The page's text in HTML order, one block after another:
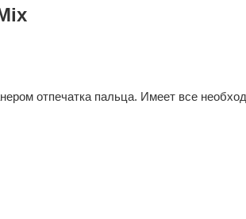
отпечатка пальца. Имеет все